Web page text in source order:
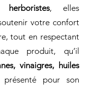
, elles
votre confort
tout en respectant
produit, qu’il
vinaigres, huiles
pour son